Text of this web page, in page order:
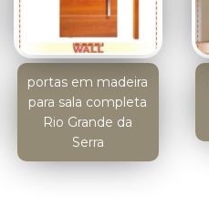
portas em madeira
para sala completa
Rio Grande da
Serra